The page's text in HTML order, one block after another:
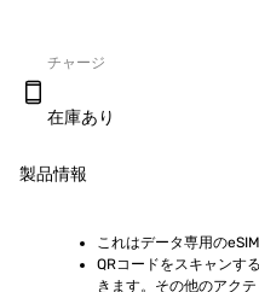
チャージ
在庫あり
製品情報
これはデータ専用の
QRコードをスキャンす
きます。その他のアク